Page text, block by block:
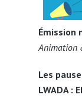
Émission
Animation
Les
LWADA :